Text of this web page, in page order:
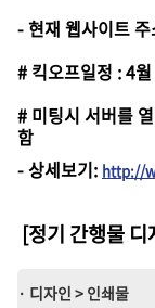
- 현재 웹사이트
# 킥오프일정 : 4
# 미팅시 서버를
함
-상세보기: http://
[정기 간행물
· 디자인 > 인쇄물